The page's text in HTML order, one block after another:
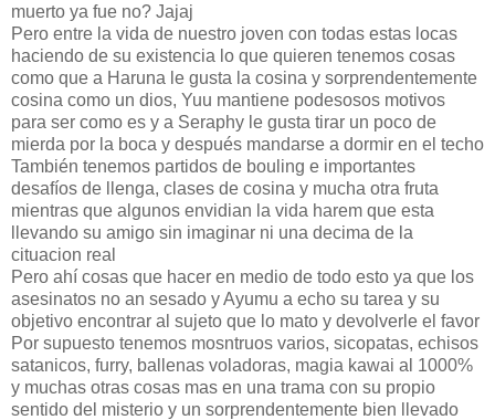
muerto ya fue no? Jajaj
Pero entre la vida de nuestro joven con todas estas locas
haciendo de su existencia lo que quieren tenemos cosas
como que a Haruna le gusta la cosina y sorprendentemente
cosina como un dios, Yuu mantiene podesosos motivos
para ser como es y a Seraphy le gusta tirar un poco de
mierda por la boca y después mandarse a dormir en el techo
También tenemos partidos de bouling e importantes
desafíos de llenga, clases de cosina y mucha otra fruta
mientras que algunos envidian la vida harem que esta
llevando su amigo sin imaginar ni una decima de la
cituacion real
Pero ahí cosas que hacer en medio de todo esto ya que los
asesinatos no an sesado y Ayumu a echo su tarea y su
objetivo encontrar al sujeto que lo mato y devolverle el favor
Por supuesto tenemos mosntruos varios, sicopatas, echisos
satanicos, furry, ballenas voladoras, magia kawai al 1000%
y muchas otras cosas mas en una trama con su propio
sentido del misterio y un sorprendentemente bien llevado